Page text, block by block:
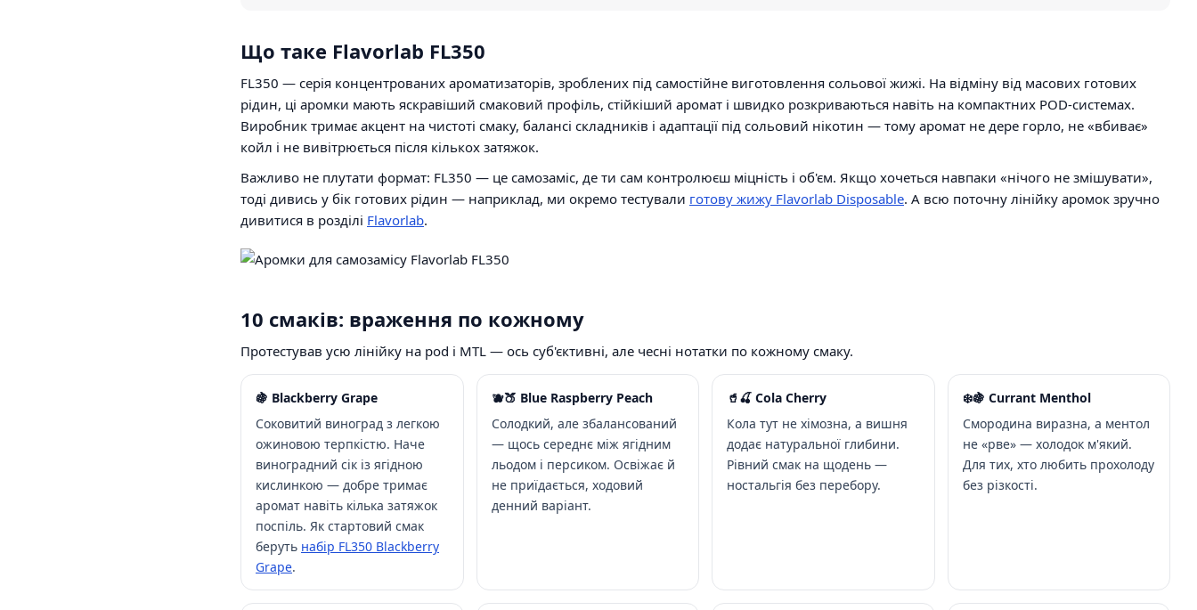
Що таке Flavorlab FL350
FL350 — серія концентрованих ароматизаторів, зроблених під самостійне виготовлення сольової жижі. На відміну від масових готових
рідин, ці аромки мають яскравіший смаковий профіль, стійкіший аромат і швидко розкриваються навіть на компактних POD-системах.
Виробник тримає акцент на чистоті смаку, балансі складників і адаптації під сольовий нікотин — тому аромат не дере горло, не «вбиває»
койл і не вивітрюється після кількох затяжок.
Важливо не плутати формат: FL350 — це самозаміс, де ти сам контролюєш міцність і об'єм. Якщо хочеться навпаки «нічого не змішувати»,
тоді дивись у бік готових рідин — наприклад, ми окремо тестували готову жижу Flavorlab Disposable. А всю поточну лінійку аромок зручно
дивитися в розділі Flavorlab.
10 смаків: враження по кожному
Протестував усю лінійку на pod і MTL — ось суб'єктивні, але чесні нотатки по кожному смаку.
🍇 Blackberry Grape
Соковитий виноград з легкою
ожиновою терпкістю. Наче
виноградний сік із ягідною
кислинкою — добре тримає
аромат навіть кілька затяжок
поспіль. Як стартовий смак
беруть набір FL350 Blackberry
Grape.
🫐🍑 Blue Raspberry Peach
Солодкий, але збалансований
— щось середнє між ягідним
льодом і персиком. Освіжає й
не приїдається, ходовий
денний варіант.
🥤🍒 Cola Cherry
Кола тут не хімозна, а вишня
додає натуральної глибини.
Рівний смак на щодень —
ностальгія без перебору.
❄️🍇 Currant Menthol
Смородина виразна, а ментол
не «рве» — холодок м'який.
Для тих, хто любить прохолоду
без різкості.